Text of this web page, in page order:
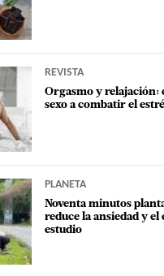
REVISTA
Orgasmo y relajación:
sexo a combatir el
PLANETA
Noventa minutos
reduce la ansiedad y el
estudio